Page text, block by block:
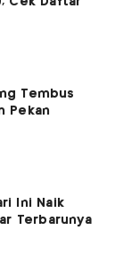
Tembus
Pekan
Ini Naik
Terbarunya